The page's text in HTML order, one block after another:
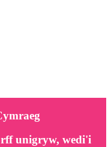
unigryw, wedi'i